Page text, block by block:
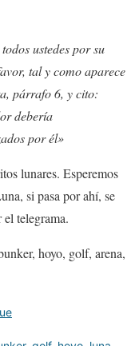
ustedes por su
tal y como aparece
párrafo 6, y cito:
debería
por él»
lunares. Esperemos
si pasa por ahí, se
el telegrama.
hoyo, golf, arena,